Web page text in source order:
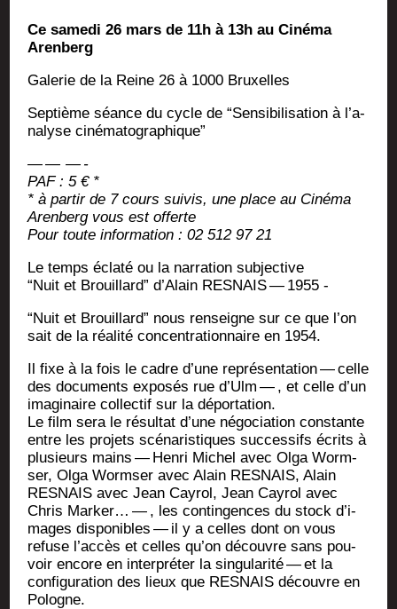
Ce same­di 26 mars de 11h à 13h au Ciné­ma
Arenberg
Gale­rie de la Reine 26 à 1000 Bruxelles
Sep­tième séance du cycle de “Sen­si­bi­li­sa­tion à l’a­
na­lyse ciné­ma­to­gra­phique”
— — — -
PAF : 5 € *
* à par­tir de 7 cours sui­vis, une place au Ciné­ma
Aren­berg vous est offerte
Pour toute infor­ma­tion : 02 512 97 21
Le temps écla­té ou la nar­ra­tion subjective
“Nuit et Brouillard” d’A­lain RESNAIS — 1955 -
“Nuit et Brouillard” nous ren­seigne sur ce que l’on
sait de la réa­li­té concen­tra­tion­naire en 1954.
Il fixe à la fois le cadre d’une repré­sen­ta­tion — celle
des docu­ments expo­sés rue d’Ulm — , et celle d’un
ima­gi­naire col­lec­tif sur la déportation.
Le film sera le résul­tat d’une négo­cia­tion constante
entre les pro­jets scé­na­ris­tiques suc­ces­sifs écrits à
plu­sieurs mains — Hen­ri Michel avec Olga Worm­
ser, Olga Worm­ser avec Alain RESNAIS, Alain
RESNAIS avec Jean Cay­rol, Jean Cay­rol avec
Chris Mar­ker… — , les contin­gences du stock d’i­
mages dis­po­nibles — il y a celles dont on vous
refuse l’ac­cès et celles qu’on découvre sans pou­
voir encore en inter­pré­ter la sin­gu­la­ri­té — et la
confi­gu­ra­tion des lieux que RESNAIS découvre en
Pologne.